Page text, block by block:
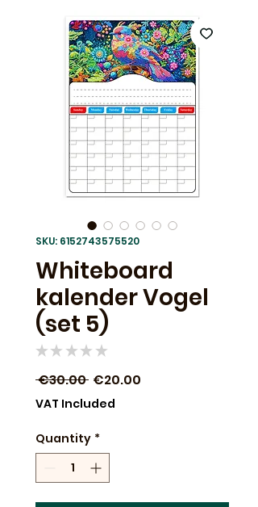
SKU: 6152743575520
Whiteboard
kalender Vogel
(set 5)
★ ★ ★ ★ ★
€30.00 Regular
Price
€20.00
VAT Included
Quantity *